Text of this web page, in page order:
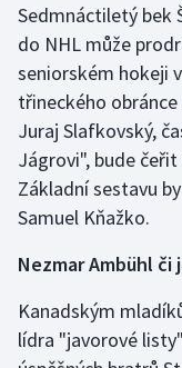
Sedmnáctiletý bek
do NHL může
seniorském hokeji
třineckého
Juraj Slafkovský,
Jágrovi", bude
Základní sestavu
Samuel Kňažko.
Nezmar Ambühl
Kanadským
lídra "javorové